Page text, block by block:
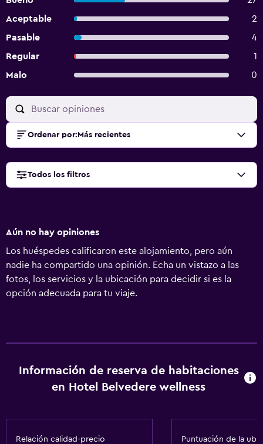
Aceptable
2
Pasable
4
Regular
1
Malo
0
Ordenar por: Más recientes
Todos los filtros
Aún no hay opiniones
Los huéspedes calificaron este alojamiento, pero aún
nadie ha compartido una opinión. Echa un vistazo a las
fotos, los servicios y la ubicación para decidir si es la
opción adecuada para tu viaje.
Información de reserva de habitaciones
en Hotel Belvedere wellness
Relación calidad-precio Puntuación de la